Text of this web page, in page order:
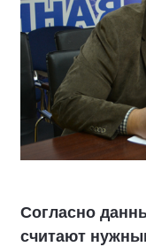
Согласно
считают